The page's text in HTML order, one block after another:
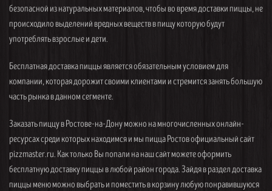
безопасной из натуральных материалов, чтобы во время доставки пиццы, не
происходило выделений вредных веществ в пищу которую будут
употреблять взрослые и дети.
Бесплатная доставка пиццы является обязательным условием для
компании, которая дорожит своими клиентами и стремится занять большую
часть рынка в данном сегменте.
Заказать пиццу в Ростове-на-Дону можно на многочисленных онлайн-
ресурсах среди которых находимся и мы пицца Ростов официальный сайт
pizzmaster.ru. Как только Вы попали на наш сайт можете оформить
бесплатную доставку пиццы в любой район города. Зайдя в раздел доставка
пиццы меню можно выбрать и поместить в корзину любую понравившуюся